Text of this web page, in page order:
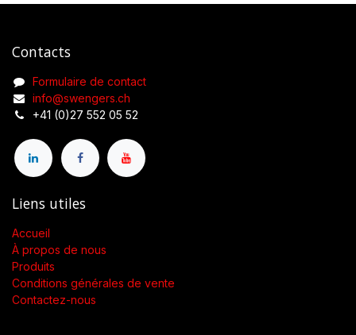
Contacts
Formulaire de contact
info@swengers.ch
+41 (0)27 552 05 52
Liens utiles
Accueil
À propos de nous
Produits
Conditions générales de vente
Contactez-nous